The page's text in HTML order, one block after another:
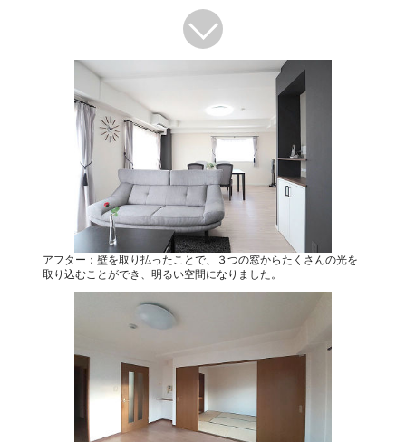
アフター：壁を取り払ったことで、３つの窓からたくさんの光を
取り込むことができ、明るい空間になりました。